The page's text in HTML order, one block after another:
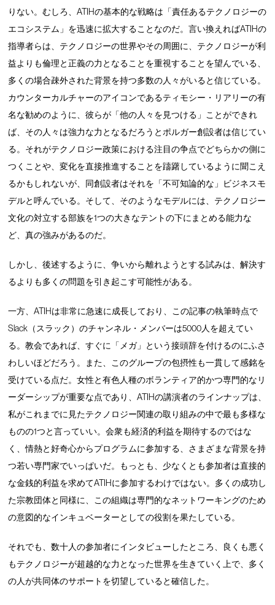
りない。むしろ、ATIHの基本的な戦略は「責任あるテクノロジーの
エコシステム」を迅速に拡大することなのだ。言い換えればATIHの
指導者らは、テクノロジーの世界やその周囲に、テクノロジーが利
益よりも倫理と正義の力となることを重視することを望んでいる、
多くの場合疎外された背景を持つ多数の人々がいると信じている。
カウンターカルチャーのアイコンであるティモシー・リアリーの有
名な勧めのように、彼らが「他の人々を見つける」ことができれ
ば、その人々は強力な力となるだろうとポルガー創設者は信じてい
る。それがテクノロジー政策における注目の争点でどちらかの側に
つくことや、変化を直接推進することを躊躇しているように聞こえ
るかもしれないが、同創設者はそれを「不可知論的な」ビジネスモ
デルと呼んでいる。そして、そのようなモデルには、テクノロジー
文化の対立する部族を1つの大きなテントの下にまとめる能力な
ど、真の強みがあるのだ。
しかし、後述するように、争いから離れようとする試みは、解決す
るよりも多くの問題を引き起こす可能性がある。
一方、ATIHは非常に急速に成長しており、この記事の執筆時点で
Slack（スラック）のチャンネル・メンバーは5000人を超えてい
る。教会であれば、すぐに「メガ」という接頭辞を付けるのにふさ
わしいほどだろう。また、このグループの包摂性も一貫して感銘を
受けている点だ。女性と有色人種のボランティア的かつ専門的なリ
ーダーシップが重要な点であり、ATIHの講演者のラインナップは、
私がこれまでに見たテクノロジー関連の取り組みの中で最も多様な
ものの1つと言っていい。会衆も経済的利益を期待するのではな
く、情熱と好奇心からプログラムに参加する、さまざまな背景を持
つ若い専門家でいっぱいだ。もっとも、少なくとも参加者は直接的
な金銭的利益を求めてATIHに参加するわけではない。多くの成功し
た宗教団体と同様に、この組織は専門的なネットワーキングのため
の意図的なインキュベーターとしての役割を果たしている。
それでも、数十人の参加者にインタビューしたところ、良くも悪く
もテクノロジーが超越的な力となった世界を生きていく上で、多く
の人が共同体のサポートを切望していると確信した。